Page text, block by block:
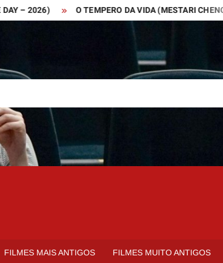
2026) O TEMPERO DA VIDA (MESTARI CHENG –
FILMES MAIS ANTIGOS FILMES MUITO ANTIGOS